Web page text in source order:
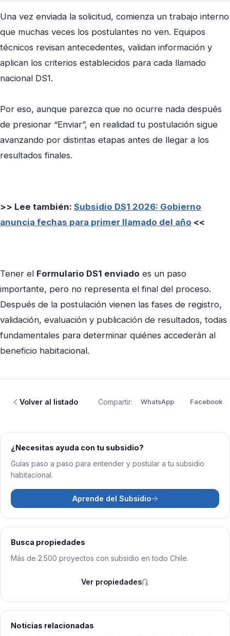
Una vez enviada la solicitud, comienza un trabajo interno
que muchas veces los postulantes no ven. Equipos
técnicos revisan antecedentes, validan información y
aplican los criterios establecidos para cada llamado
nacional DS1.
Por eso, aunque parezca que no ocurre nada después
de presionar “Enviar”, en realidad tu postulación sigue
avanzando por distintas etapas antes de llegar a los
resultados finales.
>> Lee también: Subsidio DS1 2026: Gobierno
anuncia fechas para primer llamado del año <<
Tener el Formulario DS1 enviado es un paso
importante, pero no representa el final del proceso.
Después de la postulación vienen las fases de registro,
validación, evaluación y publicación de resultados, todas
fundamentales para determinar quiénes accederán al
beneficio habitacional.
Volver al listado Compartir: WhatsApp Facebook
¿Necesitas ayuda con tu subsidio?
Guías paso a paso para entender y postular a tu subsidio
habitacional.
Aprende del Subsidio
Busca propiedades
Más de 2.500 proyectos con subsidio en todo Chile.
Ver propiedades
Noticias relacionadas